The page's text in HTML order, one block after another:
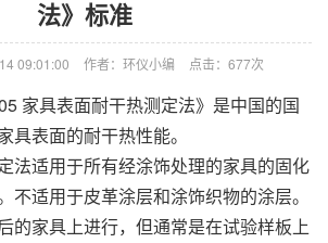
法》标准
09:01:00 作者：环仪小编 点击： 677次
家具表面耐干热测定法》是中国的国
具表面的耐干热性能。
法适用于所有经涂饰处理的家具的固化
不适用于皮革涂层和涂饰织物的涂层。
的家具上进行，但通常是在试验样板上